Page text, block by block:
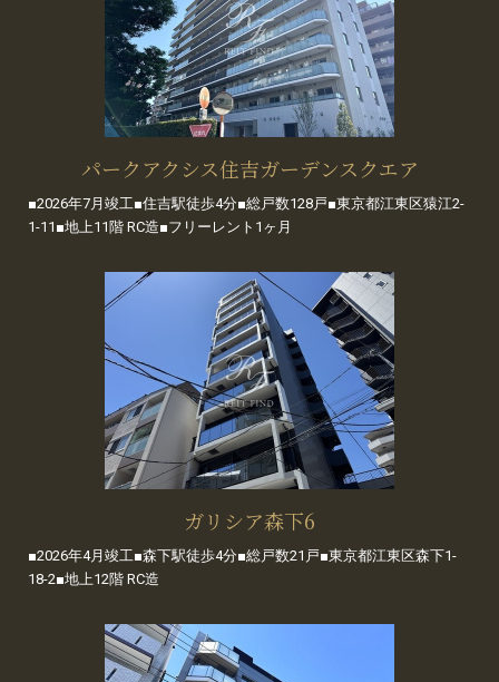
パークアクシス住吉ガーデンスクエア
■2026年7月竣工■住吉駅徒歩4分■総戸数128戸■東京都江東区猿江2-
1-11■地上11階 RC造■フリーレント1ヶ月
ガリシア森下6
■2026年4月竣工■森下駅徒歩4分■総戸数21戸■東京都江東区森下1-
18-2■地上12階 RC造